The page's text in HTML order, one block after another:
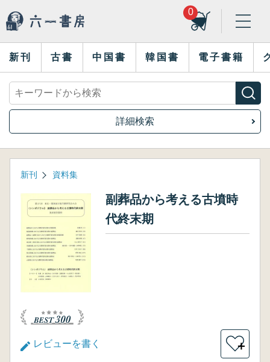
0
新刊 古書 中国書 韓国書 電子書籍
詳細検索
新刊 資料集
副葬品から考える古墳時
代終末期
レビューを書く ＋